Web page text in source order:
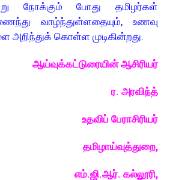
நோக்கும் போது தமிழர்கள்
வாழ்ந்துள்ளதையும், உணவு
கொள்ள முடிகின்றது.
ஆய்வுக்கட்டுரையின் ஆசிரியர்
ர. அரவிந்த்
உதவிப் பேராசிரியர்
தமிழாய்வுத்துறை,
எம்.ஜி.ஆர். கல்லூரி,